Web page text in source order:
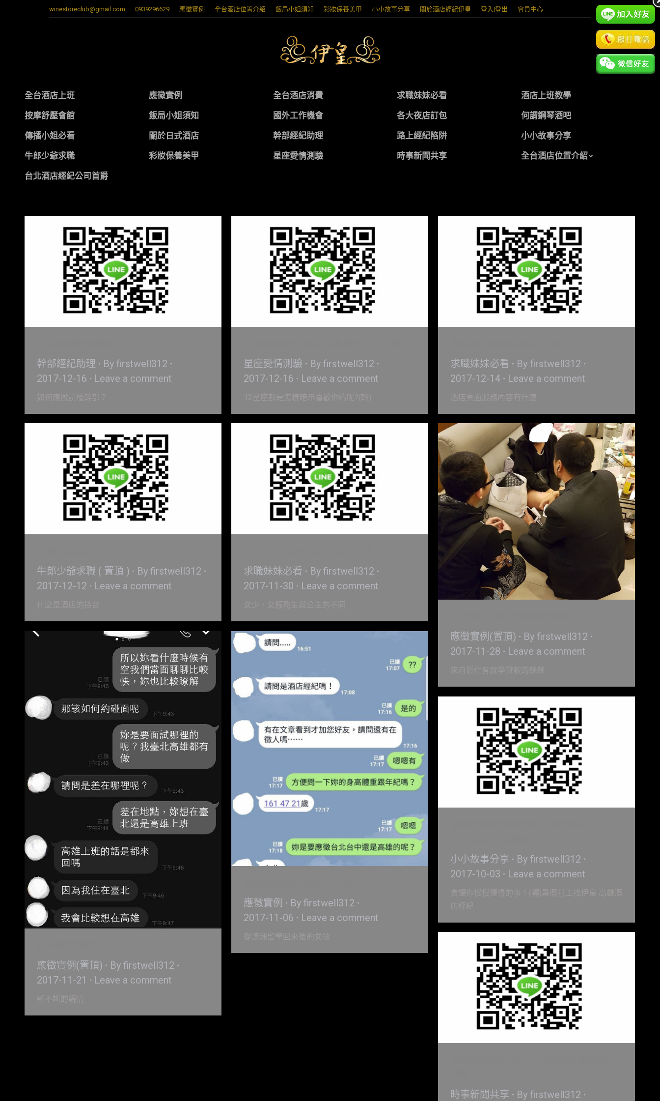
winestoreclub@gmail.com 0939296629 應徵實例 全台酒店位置介紹 飯局小姐須知 彩妝保養美甲 小小故事分享 關於酒店經紀伊皇 登入|登出 會員中心
全台酒店上班 應徵實例 全台酒店消費 求職妹妹必看 酒店上班教學
按摩舒壓會館 飯局小姐須知 國外工作機會 各大夜店訂包 何謂鋼琴酒吧
傳播小姐必看 關於日式酒店 幹部經紀助理 路上經紀陷阱 小小故事分享
牛郎少爺求職 彩妝保養美甲 星座愛情測驗 時事新聞共享 全台酒店位置介紹
台北酒店經紀公司首爵
幹部經紀助理 By firstwell312
2017-12-16
Leave a comment
如何應徵訪檯幹部？
星座愛情測驗 By firstwell312
2017-12-16
Leave a comment
12星座都是怎樣暗示喜歡你的呢?(轉)
求職妹妹必看 By firstwell312
2017-12-14
Leave a comment
酒店桌面服務內容有什麼
牛郎少爺求職 ( 置頂 ) By firstwell312
2017-12-12
Leave a comment
什麼是酒店的控台
求職妹妹必看 By firstwell312
2017-11-30
Leave a comment
女少、女服務生與公主的不同
應徵實例(置頂) By firstwell312
2017-11-28
Leave a comment
來自彰化有就學貸款的妹妹
應徵實例(置頂) By firstwell312
2017-11-21
Leave a comment
斬不斷的親情
應徵實例 By firstwell312
2017-11-06
Leave a comment
從澳洲留學回來後的女孩
小小故事分享 By firstwell312
2017-10-03
Leave a comment
會讓你慢慢懂得的事！(轉)暑假打工找伊皇 高雄酒
店經紀
時事新聞共享 By firstwell312